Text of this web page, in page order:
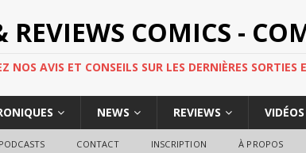
COMICS -
AVIS ET CONSEILS SUR LES DERNIÈRES SORTIES
NEWS REVIEWS VIDÉOS
PODCASTS CONTACT INSCRIPTION À PROPOS